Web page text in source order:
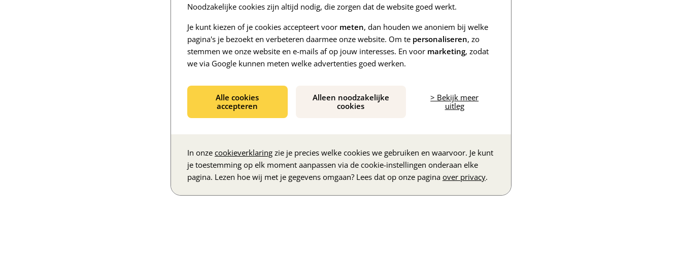
Noodzakelijke cookies zijn altijd nodig, die zorgen dat de website goed werkt.
Je kunt kiezen of je cookies accepteert voor meten, dan houden we anoniem bij welke
pagina's je bezoekt en verbeteren daarmee onze website. Om te personaliseren, zo
stemmen we onze website en e-mails af op jouw interesses. En voor marketing, zodat
we via Google kunnen meten welke advertenties goed werken.
Alle cookies
accepteren
Alleen noodzakelijke
cookies
> Bekijk meer
uitleg
In onze cookieverklaring zie je precies welke cookies we gebruiken en waarvoor. Je kunt
je toestemming op elk moment aanpassen via de cookie-instellingen onderaan elke
pagina. Lezen hoe wij met je gegevens omgaan? Lees dat op onze pagina over privacy.